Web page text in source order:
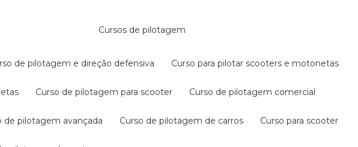
cursos de pilotagem
de pilotagem e direção defensiva curso para pilotar scooters e motonetas
curso de pilotagem para scooter curso de pilotagem comercial
de pilotagem avançada curso de pilotagem de carros curso para scooter